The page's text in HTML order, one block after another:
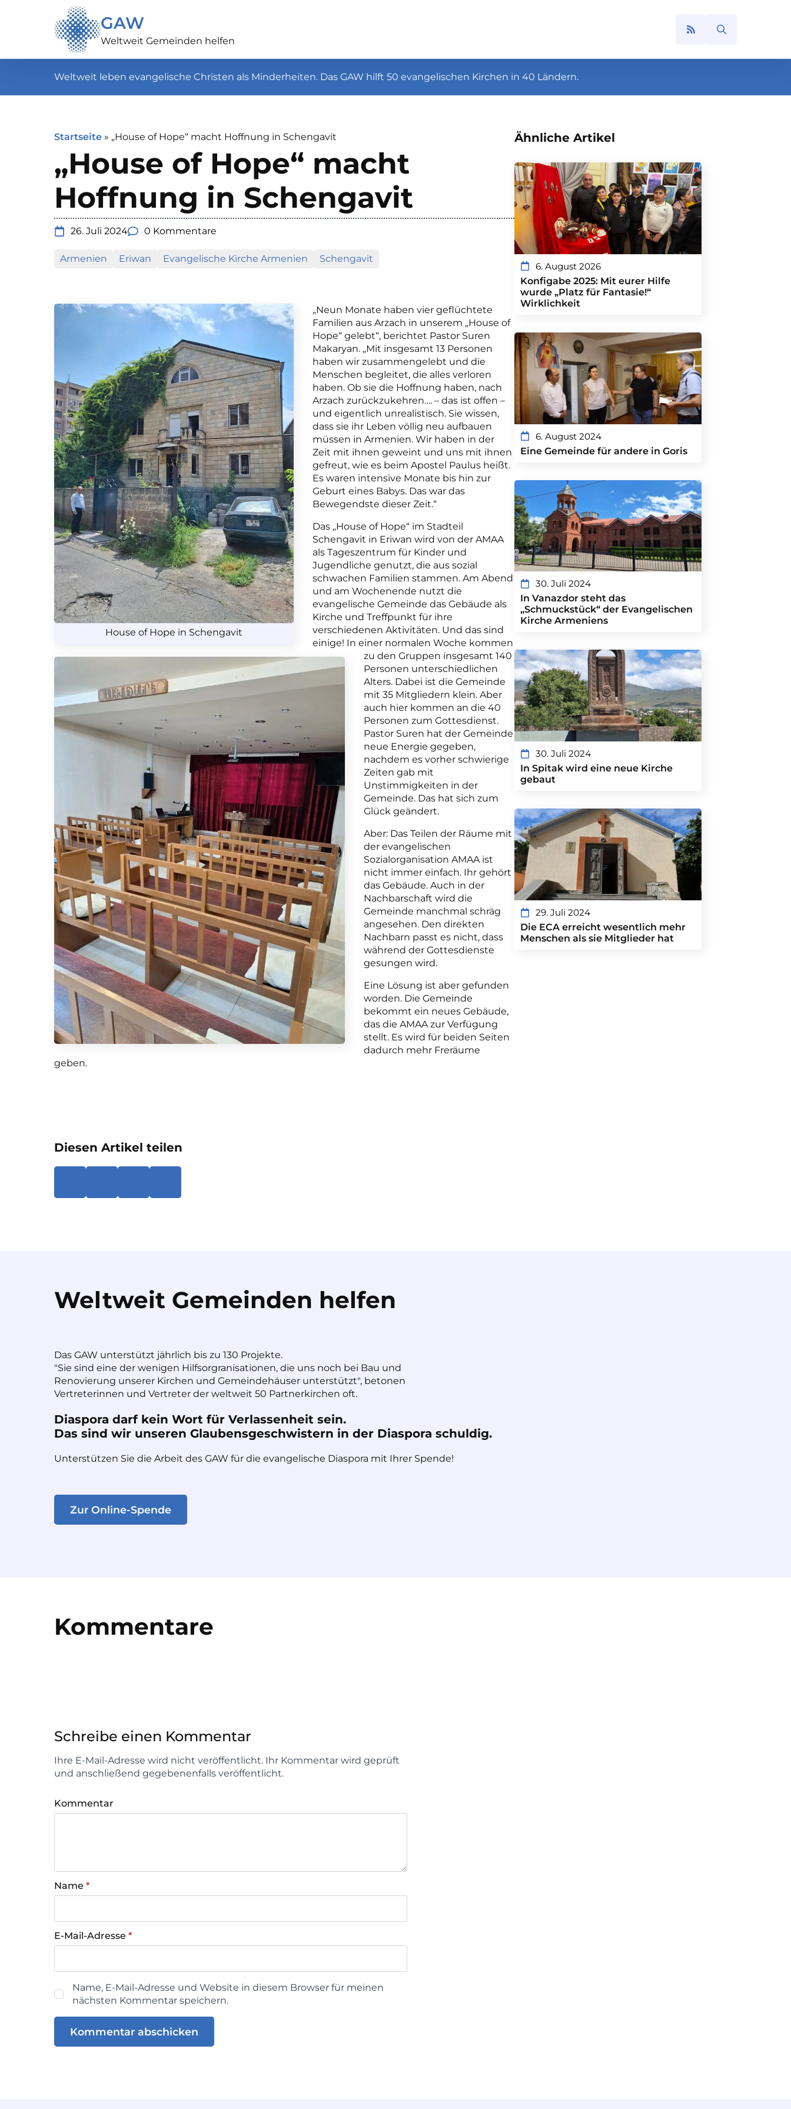
GAW
Weltweit Gemeinden helfen
Weltweit leben evangelische Christen als Minderheiten. Das GAW hilft 50 evangelischen Kirchen in 40 Ländern.
Startseite » „House of Hope“ macht Hoffnung in Schengavit
„House of Hope“ macht
Hoffnung in Schengavit
26. Juli 2024 0 Kommentare
Armenien Eriwan Evangelische Kirche Armenien Schengavit
House of Hope in Schengavit
„Neun Monate haben vier geflüchtete
Familien aus Arzach in unserem „House of
Hope“ gelebt“, berichtet Pastor Suren
Makaryan. „Mit insgesamt 13 Personen
haben wir zusammengelebt und die
Menschen begleitet, die alles verloren
haben. Ob sie die Hoffnung haben, nach
Arzach zurückzukehren…. – das ist offen –
und eigentlich unrealistisch. Sie wissen,
dass sie ihr Leben völlig neu aufbauen
müssen in Armenien. Wir haben in der
Zeit mit ihnen geweint und uns mit ihnen
gefreut, wie es beim Apostel Paulus heißt.
Es waren intensive Monate bis hin zur
Geburt eines Babys. Das war das
Bewegendste dieser Zeit.“
Das „House of Hope“ im Stadteil
Schengavit in Eriwan wird von der AMAA
als Tageszentrum für Kinder und
Jugendliche genutzt, die aus sozial
schwachen Familien stammen. Am Abend
und am Wochenende nutzt die
evangelische Gemeinde das Gebäude als
Kirche und Treffpunkt für ihre
verschiedenen Aktivitäten. Und das sind
einige! In einer normalen Woche kommen
zu den Gruppen insgesamt 140
Personen unterschiedlichen
Alters. Dabei ist die Gemeinde
mit 35 Mitgliedern klein. Aber
auch hier kommen an die 40
Personen zum Gottesdienst.
Pastor Suren hat der Gemeinde
neue Energie gegeben,
nachdem es vorher schwierige
Zeiten gab mit
Unstimmigkeiten in der
Gemeinde. Das hat sich zum
Glück geändert.
Aber: Das Teilen der Räume mit
der evangelischen
Sozialorganisation AMAA ist
nicht immer einfach. Ihr gehört
das Gebäude. Auch in der
Nachbarschaft wird die
Gemeinde manchmal schräg
angesehen. Den direkten
Nachbarn passt es nicht, dass
während der Gottesdienste
gesungen wird.
Eine Lösung ist aber gefunden
worden. Die Gemeinde
bekommt ein neues Gebäude,
das die AMAA zur Verfügung
stellt. Es wird für beiden Seiten
dadurch mehr Freräume
geben.
Diesen Artikel teilen
Ähnliche Artikel
6. August 2026
Konfigabe 2025: Mit eurer Hilfe
wurde „Platz für Fantasie!“
Wirklichkeit
6. August 2024
Eine Gemeinde für andere in Goris
30. Juli 2024
In Vanazdor steht das
„Schmuckstück“ der Evangelischen
Kirche Armeniens
30. Juli 2024
In Spitak wird eine neue Kirche
gebaut
29. Juli 2024
Die ECA erreicht wesentlich mehr
Menschen als sie Mitglieder hat
Weltweit Gemeinden helfen
Das GAW unterstützt jährlich bis zu 130 Projekte.
"Sie sind eine der wenigen Hilfsorgranisationen, die uns noch bei Bau und
Renovierung unserer Kirchen und Gemeindehäuser unterstützt", betonen
Vertreterinnen und Vertreter der weltweit 50 Partnerkirchen oft.
Diaspora darf kein Wort für Verlassenheit sein.
Das sind wir unseren Glaubensgeschwistern in der Diaspora schuldig.
Unterstützen Sie die Arbeit des GAW für die evangelische Diaspora mit Ihrer Spende!
Zur Online-Spende
Kommentare
Schreibe einen Kommentar
Ihre E-Mail-Adresse wird nicht veröffentlicht. Ihr Kommentar wird geprüft
und anschließend gegebenenfalls veröffentlicht.
Kommentar
Name *
E-Mail-Adresse *
Name, E-Mail-Adresse und Website in diesem Browser für meinen
nächsten Kommentar speichern.